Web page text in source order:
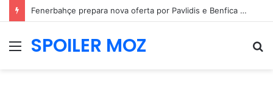
Fenerbahçe prepara nova oferta por Pavlidis e Benfica mantém posição firme
MenuSPOILER MOZ